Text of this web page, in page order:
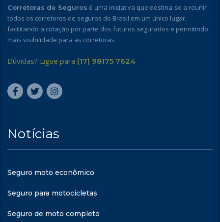
Corretoras de Seguros é uma iniciativa que destina-se a reunir
todos os corretores de seguros do Brasil em um único lugar,
facilitando a cotação por parte dos futuros segurados e permitindo
mais visibilidade para as corretoras.
Dúvidas? Ligue para (17) 98175 7624
Notícias
Seguro moto econômico
Seguro para motocicletas
Seguro de moto completo